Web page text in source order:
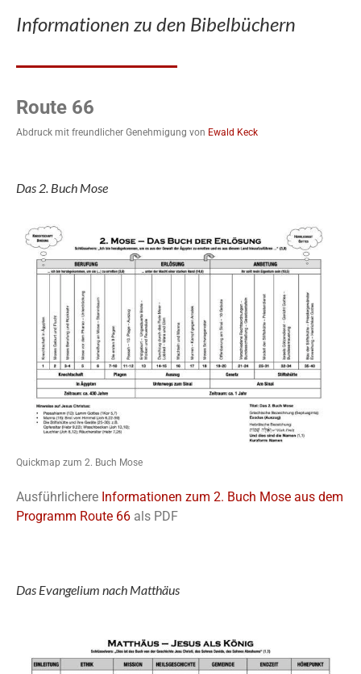
Informationen zu den Bibelbüchern
Route 66
Abdruck mit freundlicher Genehmigung von Ewald Keck
Das 2. Buch Mose
Quickmap zum 2. Buch Mose
Ausführlichere Informationen zum 2. Buch Mose aus dem
Programm Route 66 als PDF
Das Evangelium nach Matthäus